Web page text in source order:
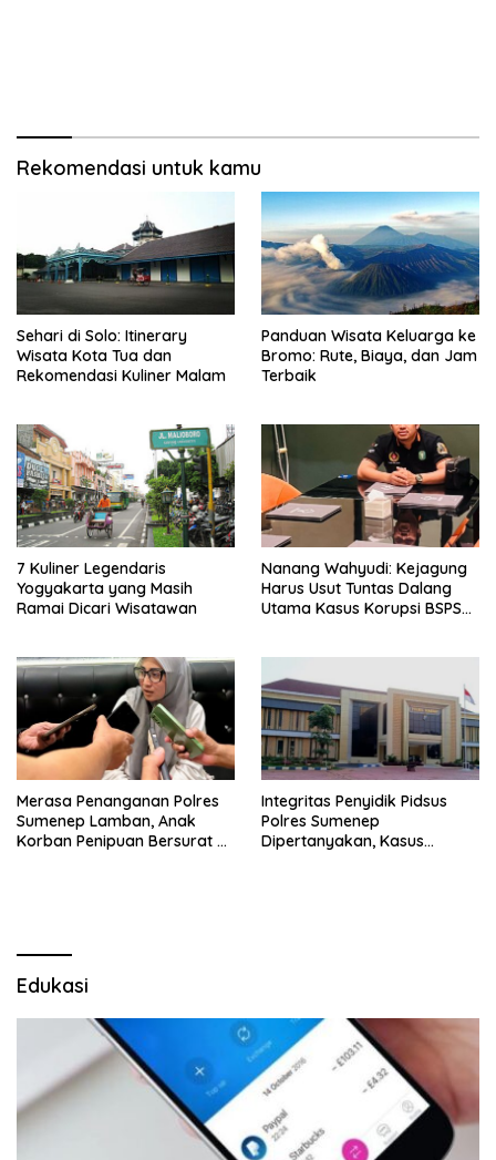
Rekomendasi untuk kamu
Sehari di Solo: Itinerary
Wisata Kota Tua dan
Rekomendasi Kuliner Malam
Panduan Wisata Keluarga ke
Bromo: Rute, Biaya, dan Jam
Terbaik
7 Kuliner Legendaris
Yogyakarta yang Masih
Ramai Dicari Wisatawan
Nanang Wahyudi: Kejagung
Harus Usut Tuntas Dalang
Utama Kasus Korupsi BSPS
Merasa Penanganan Polres
Sumenep Lamban, Anak
Korban Penipuan Bersurat ke
Integritas Penyidik Pidsus
Polres Sumenep
Dipertanyakan, Kasus
Edukasi